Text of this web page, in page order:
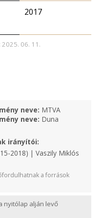
2017
06. 11.
neve: MTVA
neve: Duna
irányítói:
2018) | Vaszily Miklós
a források
nyitólap alján levő